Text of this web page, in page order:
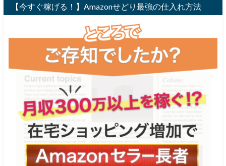
【今すぐ稼げる！】Amazonせどり最強の仕入れ方法